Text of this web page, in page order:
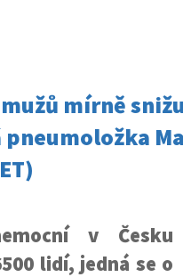
mírně
v Česku
lidí, jedná se o